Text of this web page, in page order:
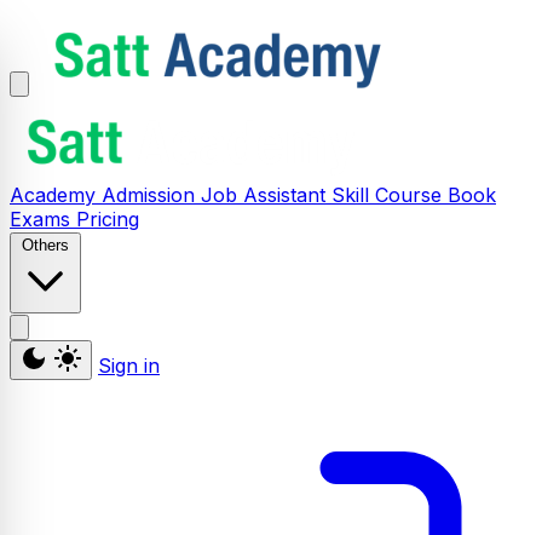
Academy Admission Job Assistant Skill Course Book
Exams Pricing
Others
Sign in